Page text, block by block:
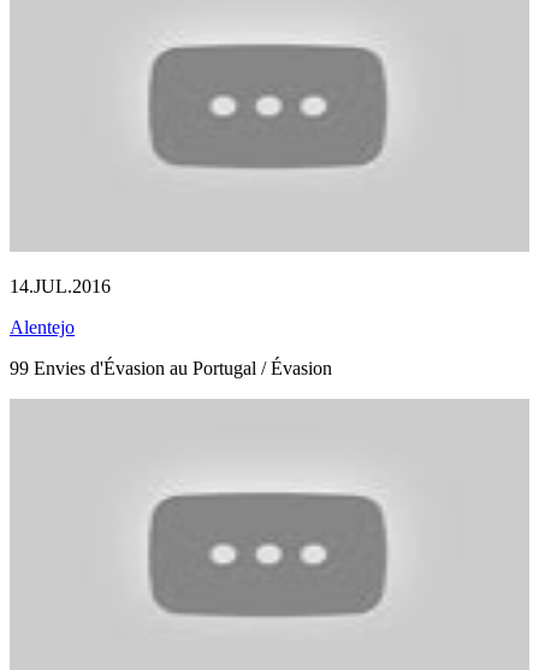
14.JUL.2016
Alentejo
99 Envies d'Évasion au Portugal / Évasion